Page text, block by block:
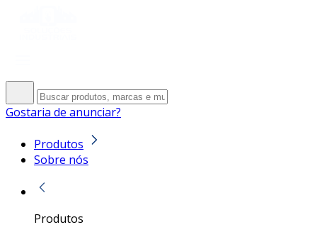
Gostaria de anunciar?
Produtos
Sobre nós
Produtos